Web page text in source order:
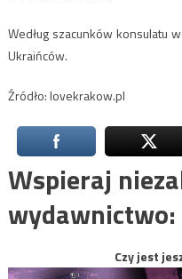
Według szacunków konsulatu
Ukraińców.
Źródło: lovekrakow.pl
Wspieraj
wydawnictwo:
Czy jest